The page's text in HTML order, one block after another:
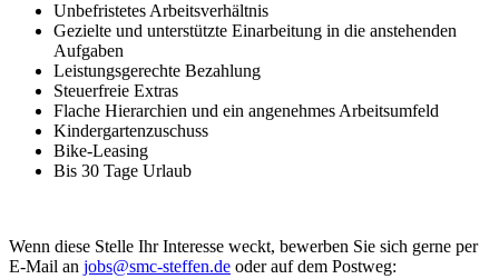
Unbefristetes Arbeitsverhältnis
Gezielte und unterstützte Einarbeitung in die anstehenden
Aufgaben
Leistungsgerechte Bezahlung
Steuerfreie Extras
Flache Hierarchien und ein angenehmes Arbeitsumfeld
Kindergartenzuschuss
Bike-Leasing
Bis 30 Tage Urlaub
Wenn diese Stelle Ihr Interesse weckt, bewerben Sie sich gerne per
E-Mail an jobs@smc-steffen.de oder auf dem Postweg: